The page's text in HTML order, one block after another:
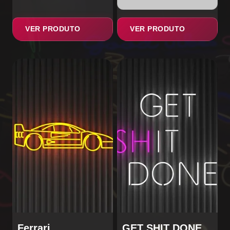
VER PRODUTO VER PRODUTO